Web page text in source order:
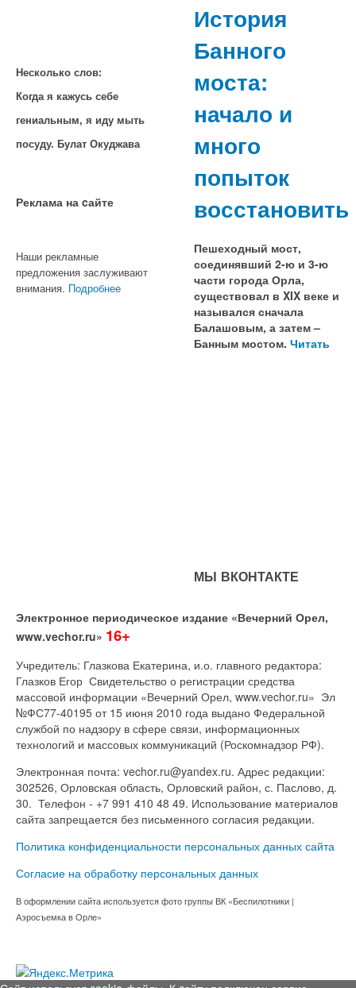
Несколько слов:
Когда я кажусь себе
гениальным, я иду мыть
посуду. Булат Окуджава
Реклама на cайте
Наши рекламные
предложения заслуживают
внимания. Подробнее
История
Банного
моста:
начало и
много
попыток
восстановить
Пешеходный мост,
соединявший 2-ю и 3-ю
части города Орла,
существовал в XIX веке и
назывался сначала
Балашовым, а затем –
Банным мостом. Читать
МЫ ВКОНТАКТЕ
Электронное периодическое издание «Вечерний Орел,
www.vechor.ru» 16+
Учредитель: Глазкова Екатерина, и.о. главного редактора:
Глазков Егор Свидетельство о регистрации средства
массовой информации «Вечерний Орел, www.vechor.ru» Эл
№ФС77-40195 от 15 июня 2010 года выдано Федеральной
службой по надзору в сфере связи, информационных
технологий и массовых коммуникаций (Роскомнадзор РФ).
Электронная почта: vechor.ru@yandex.ru. Адрес редакции:
302526, Орловская область, Орловский район, с. Паслово, д.
30. Телефон - +7 991 410 48 49. Использование материалов
сайта запрещается без письменного согласия редакции.
Политика конфиденциальности персональных данных сайта
Согласие на обработку персональных данных
В оформлении сайта используется фото группы ВК «Беспилотники |
Аэросъемка в Орле»